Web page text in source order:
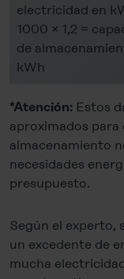
electricidad en
1000 × 1,2 =
de
kWh
*Atención: Estos
aproximados para
almacenamiento
necesidades
presupuesto.
Según el experto,
un excedente de
mucha